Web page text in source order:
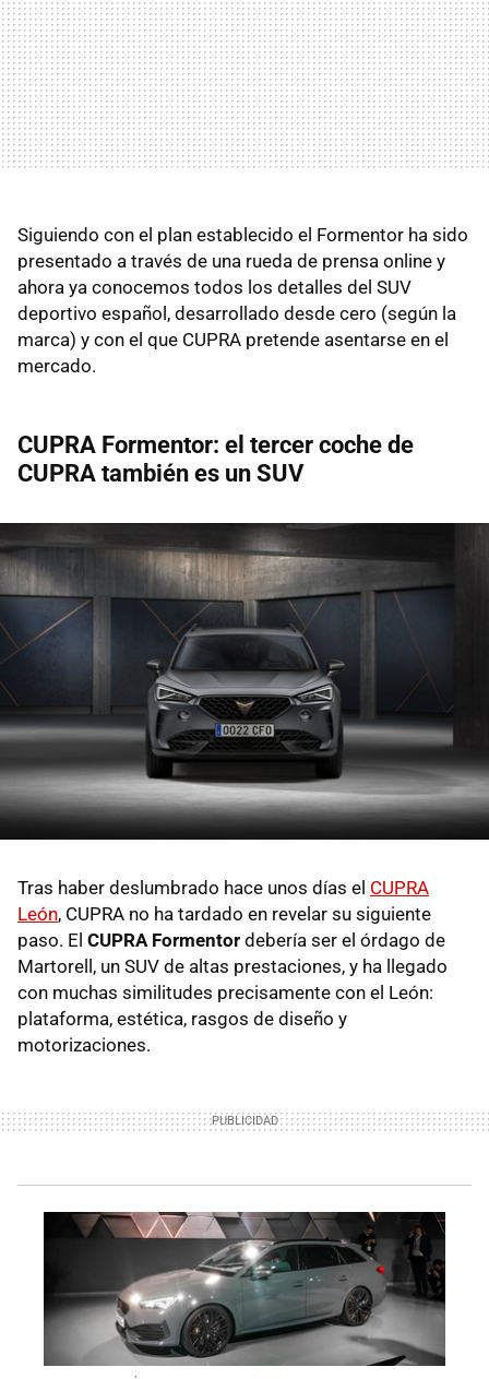
Siguiendo con el plan establecido el Formentor ha sido
presentado a través de una rueda de prensa online y
ahora ya conocemos todos los detalles del SUV
deportivo español, desarrollado desde cero (según la
marca) y con el que CUPRA pretende asentarse en el
mercado.
CUPRA Formentor: el tercer coche de
CUPRA también es un SUV
Tras haber deslumbrado hace unos días el CUPRA
León, CUPRA no ha tardado en revelar su siguiente
paso. El CUPRA Formentor debería ser el órdago de
Martorell, un SUV de altas prestaciones, y ha llegado
con muchas similitudes precisamente con el León:
plataforma, estética, rasgos de diseño y
motorizaciones.